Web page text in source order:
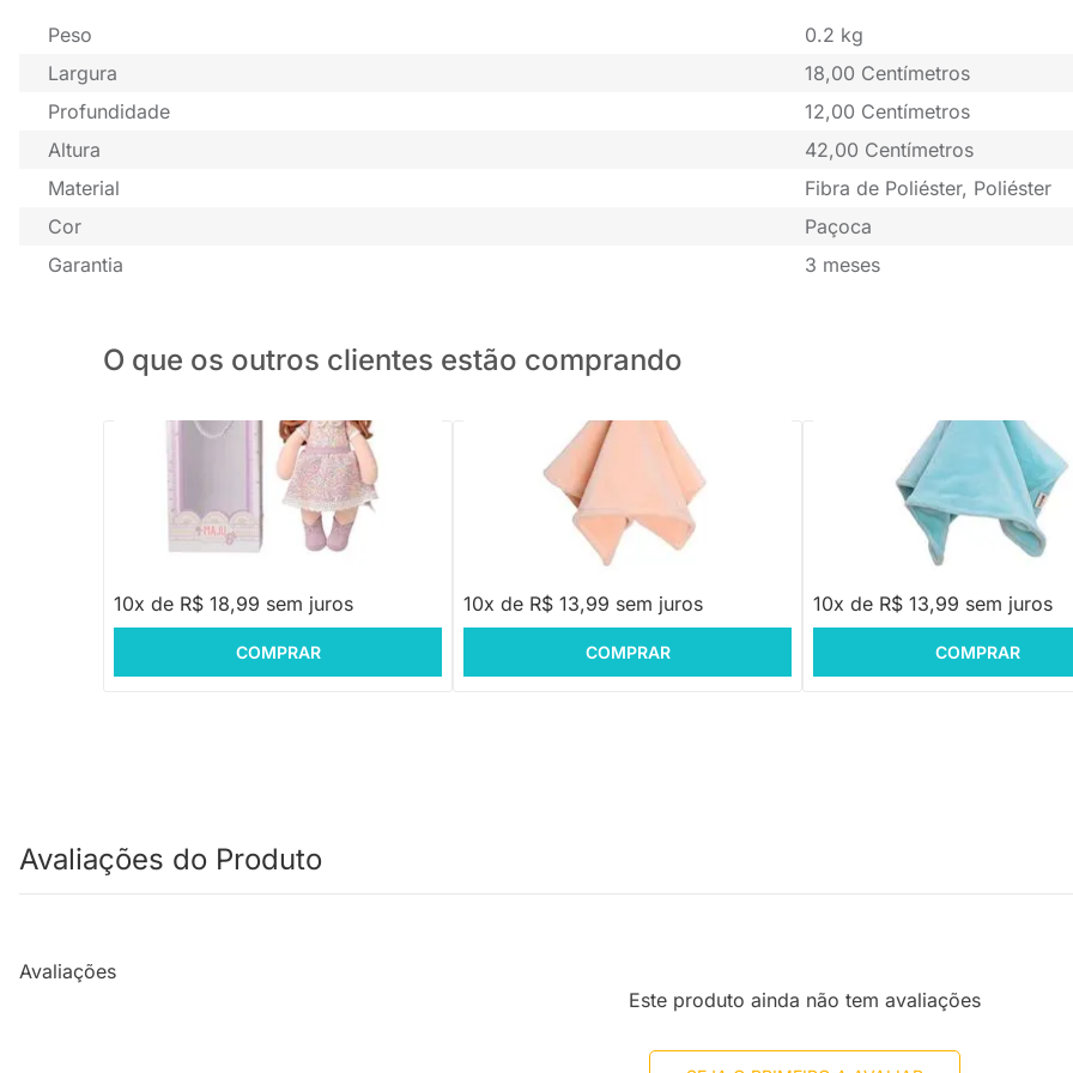
Peso
0.2 kg
Largura
18,00 Centímetros
Profundidade
12,00 Centímetros
Altura
42,00 Centímetros
Material
Fibra de Poliéster, Poliéster
Cor
Paçoca
Garantia
3 meses
O que os outros clientes estão comprando
PRONTA ENTREGA
Boneca Angela Maju - 33cm
10x de R$ 18,99 sem juros
COMPRAR
PRONTA ENTREGA
Boneca Naninha Jimbao Leão Metoo
10x de R$ 13,99 sem juros
COMPRAR
PRONTA ENTREGA
Boneca Naninha Angela Lai
10x de R$ 13,99 sem juros
COMPRAR
Avaliações do Produto
Avaliações
Este produto ainda não tem avaliações